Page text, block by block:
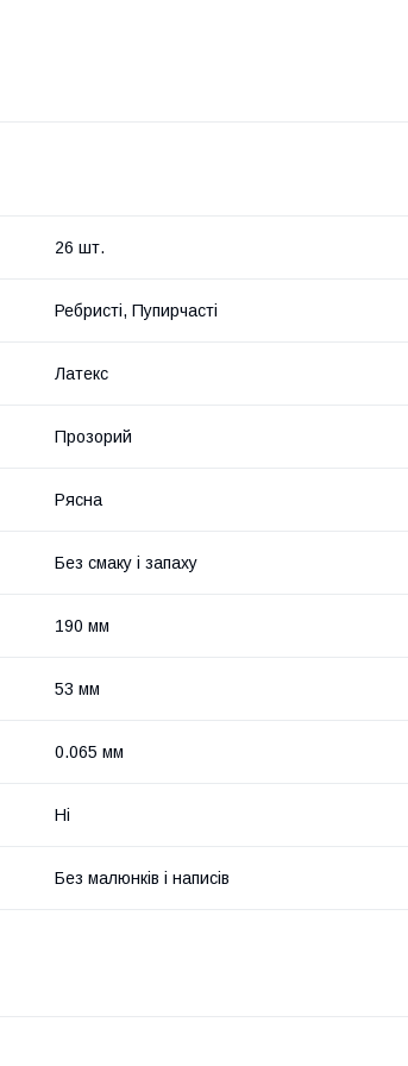
26 шт.
Ребристі, Пупирчасті
Латекс
Прозорий
Рясна
Без смаку і запаху
190 мм
53 мм
0.065 мм
Ні
Без малюнків і написів